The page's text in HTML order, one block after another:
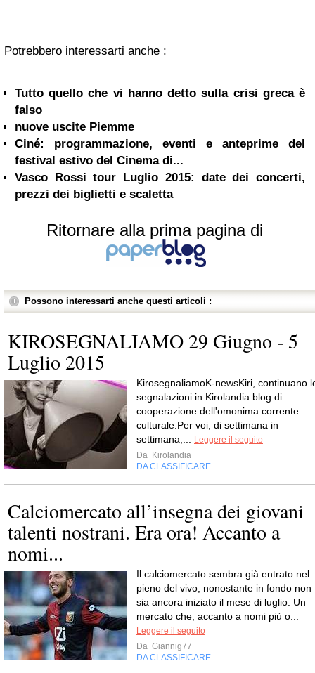
Potrebbero interessarti anche :
Tutto quello che vi hanno detto sulla crisi greca è
falso
nuove uscite Piemme
Ciné: programmazione, eventi e anteprime del
festival estivo del Cinema di...
Vasco Rossi tour Luglio 2015: date dei concerti,
prezzi dei biglietti e scaletta
Ritornare alla prima pagina di
Possono interessarti anche questi articoli :
KIROSEGNALIAMO 29 Giugno - 5
Luglio 2015
KirosegnaliamoK-newsKiri, continuano
segnalazioni in Kirolandia blog di
cooperazione dell'omonima corrente
culturale.Per voi, di settimana in
settimana,...
Leggere il seguito
Da Kirolandia
DA CLASSIFICARE
Calciomercato all’insegna dei giovani
talenti nostrani. Era ora! Accanto a
nomi...
Il calciomercato sembra già entrato nel
pieno del vivo, nonostante in fondo non
sia ancora iniziato il mese di luglio. Un
mercato che, accanto a nomi più o...
Leggere il seguito
Da Giannig77
DA CLASSIFICARE